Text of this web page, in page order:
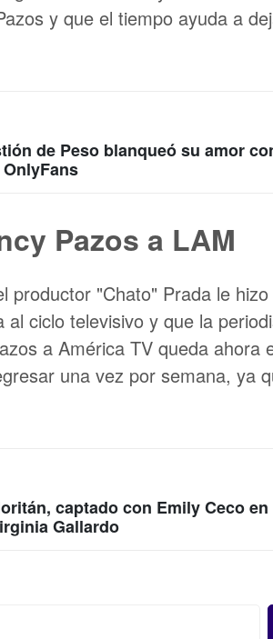
y que el tiempo ayuda a
de Peso blanqueó su amor
Pazos a LAM
productor "Chato" Prada le
ciclo televisivo y que la
a América TV queda ahora
una vez por semana, ya
captado con Emily Ceco
Gallardo